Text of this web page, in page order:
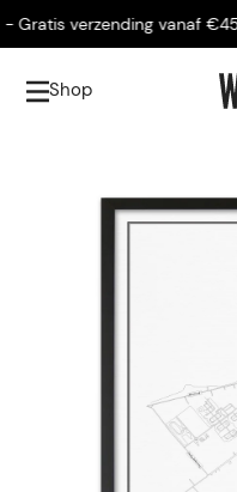
verzending vanaf €45
Shop